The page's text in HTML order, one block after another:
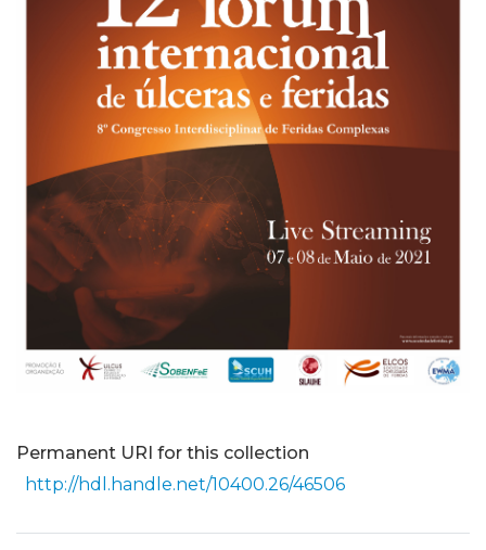
Permanent URI for this collection
http://hdl.handle.net/10400.26/46506